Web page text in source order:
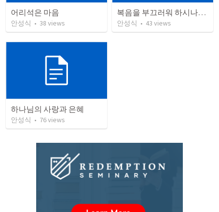
어리석은 마음
안성식 • 38 views
복음을 부끄러워 하시나요?
안성식 • 43 views
하나님의 사랑과 은혜
안성식 • 76views